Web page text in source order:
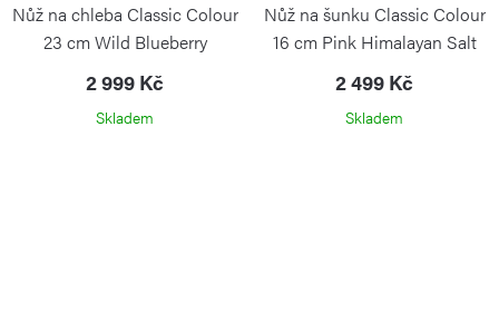
Nůž na chleba Classic Colour
23 cm Wild Blueberry
2 999 Kč
Skladem
Nůž na šunku Classic Colour
16 cm Pink Himalayan Salt
2 499 Kč
Skladem